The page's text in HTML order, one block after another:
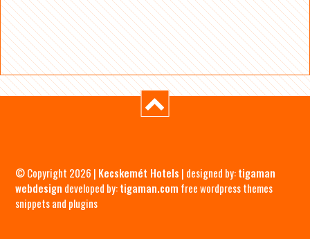
© Copyright 2026 | Kecskemét Hotels | designed by:tigaman
webdesign developed by:tigaman.com free wordpress themes
snippets and plugins